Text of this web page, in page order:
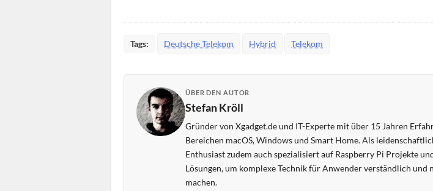
Tags: Deutsche Telekom Hybrid Telekom
ÜBER DEN AUTOR
Stefan Kröll
Gründer von Xgadget.de und IT-Experte mit über 15 Jahren
Bereichen macOS, Windows und Smart Home. Als
Enthusiast zudem auch spezialisiert auf Raspberry Pi Projekte
Lösungen, um komplexe Technik für Anwender verständlich und
machen.